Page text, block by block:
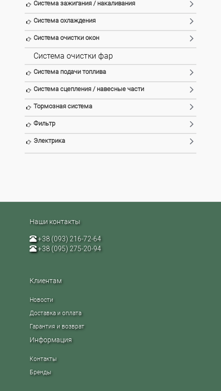
Система зажигания / накаливания
Система охлаждения
Система очистки окон
Система очистки фар
Система подачи топлива
Система сцепления / навесные части
Тормозная система
Фильтр
Электрика
Наши контакты
+38 (093) 216-72-64
+38 (095) 275-20-94
Клиентам
Новости
Доставка и оплата
Гарантия и возврат
Информация
Контакты
Бренды